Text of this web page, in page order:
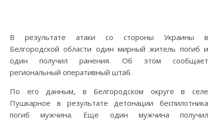
В результате атаки со стороны Украины в
Белгородской области один мирный житель погиб и
один получил ранения. Об этом сообщает
региональный оперативный штаб.
По его данным, в Белгородском округе в селе
Пушкарное в результате детонации беспилотника
погиб мужчина. Еще один мужчина получил